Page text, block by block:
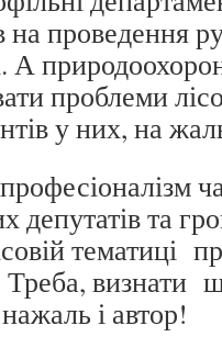
на проведення
А
проблеми
у них, на
та
тематиці
визнати
і автор!